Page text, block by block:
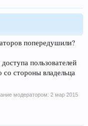
попередушили?
пользователей
со стороны владельца
модератором: 2 мар 2015